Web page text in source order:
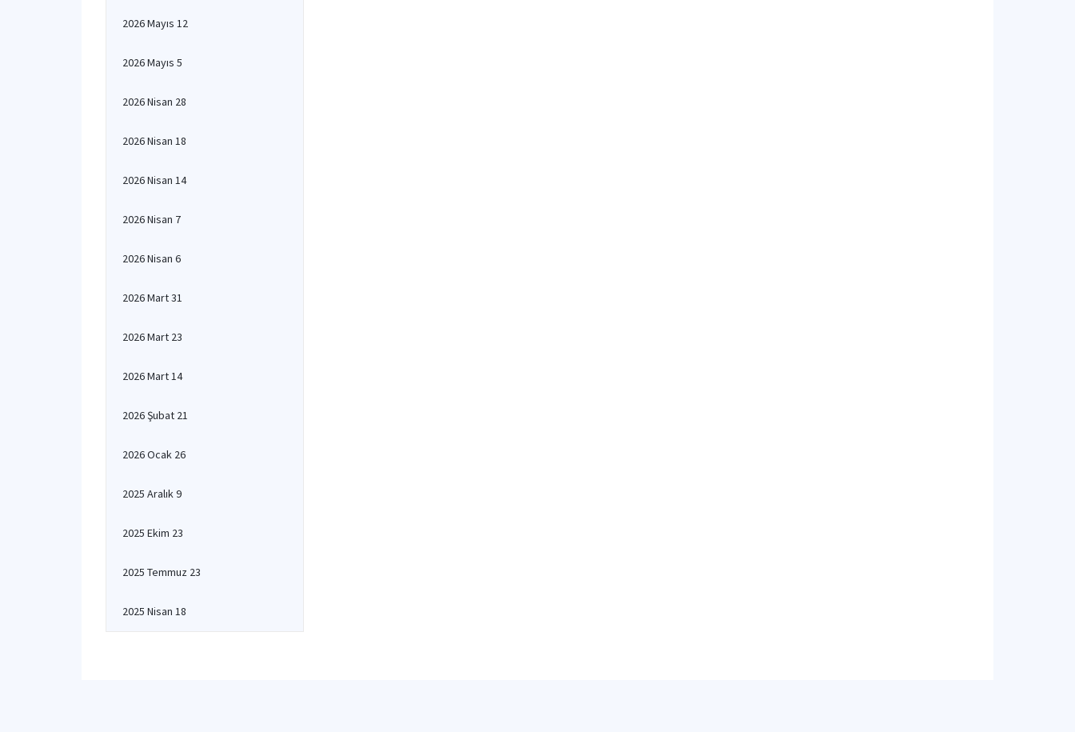
2026 Mayıs 12
2026 Mayıs 5
2026 Nisan 28
2026 Nisan 18
2026 Nisan 14
2026 Nisan 7
2026 Nisan 6
2026 Mart 31
2026 Mart 23
2026 Mart 14
2026 Şubat 21
2026 Ocak 26
2025 Aralık 9
2025 Ekim 23
2025 Temmuz 23
2025 Nisan 18